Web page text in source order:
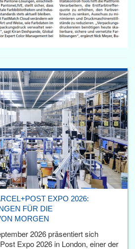
EXPO 2026:
FÜR DIE
MORGEN
2026 präsentiert sich
Expo 2026 in London, einer der